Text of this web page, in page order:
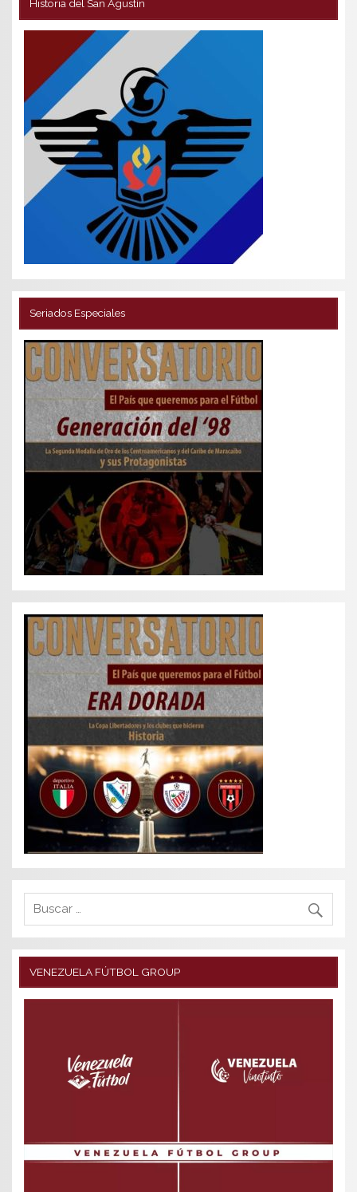
Historia del San Agustín
Seriados Especiales
VENEZUELA FÚTBOL GROUP